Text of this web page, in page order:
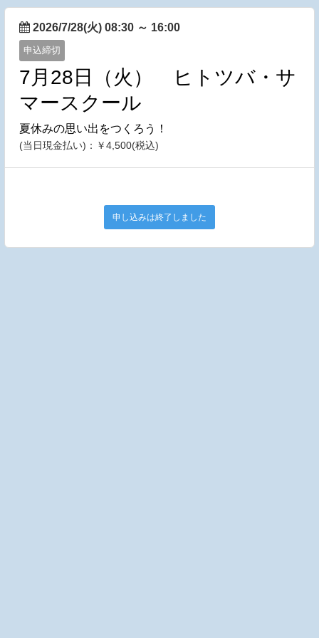
2026/7/28(火) 08:30 ～ 16:00
申込締切
7月28日（火） ヒトツバ・サ
マースクール
夏休みの思い出をつくろう！
(当日現金払い)：￥4,500(税込)
申し込みは終了しました